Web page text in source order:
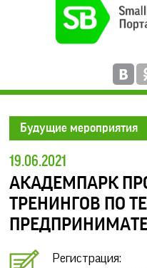
Будущие мероприятия
19.06.2021
АКАДЕМПАРК
ТРЕНИНГОВ ПО
Регистрация: